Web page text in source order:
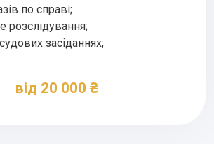
по справі;
розслідування;
засіданнях;
від 20 000 ₴